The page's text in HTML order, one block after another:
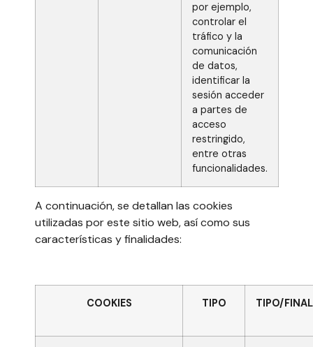
por ejemplo,
controlar el
tráfico y la
comunicación
de datos,
identificar la
sesión acceder
a partes de
acceso
restringido,
entre otras
funcionalidades.
A continuación, se detallan las cookies
utilizadas por este sitio web, así como sus
características y finalidades:
COOKIES TIPO TIPO/